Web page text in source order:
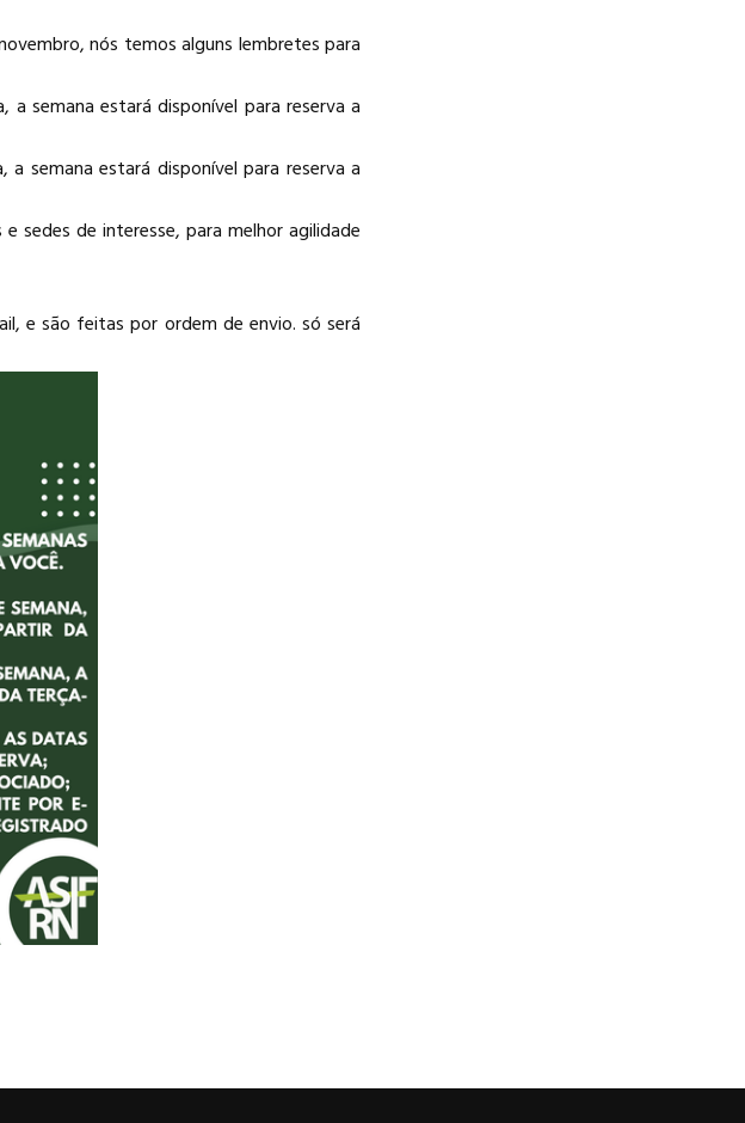
nós temos alguns lembretes para
semana estará disponível para reserva a
semana estará disponível para reserva a
sedes de interesse, para melhor agilidade
e são feitas por ordem de envio. só será